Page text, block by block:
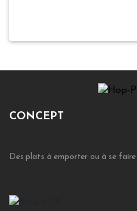
CONCEPT
Des plats à emporter ou à se faire